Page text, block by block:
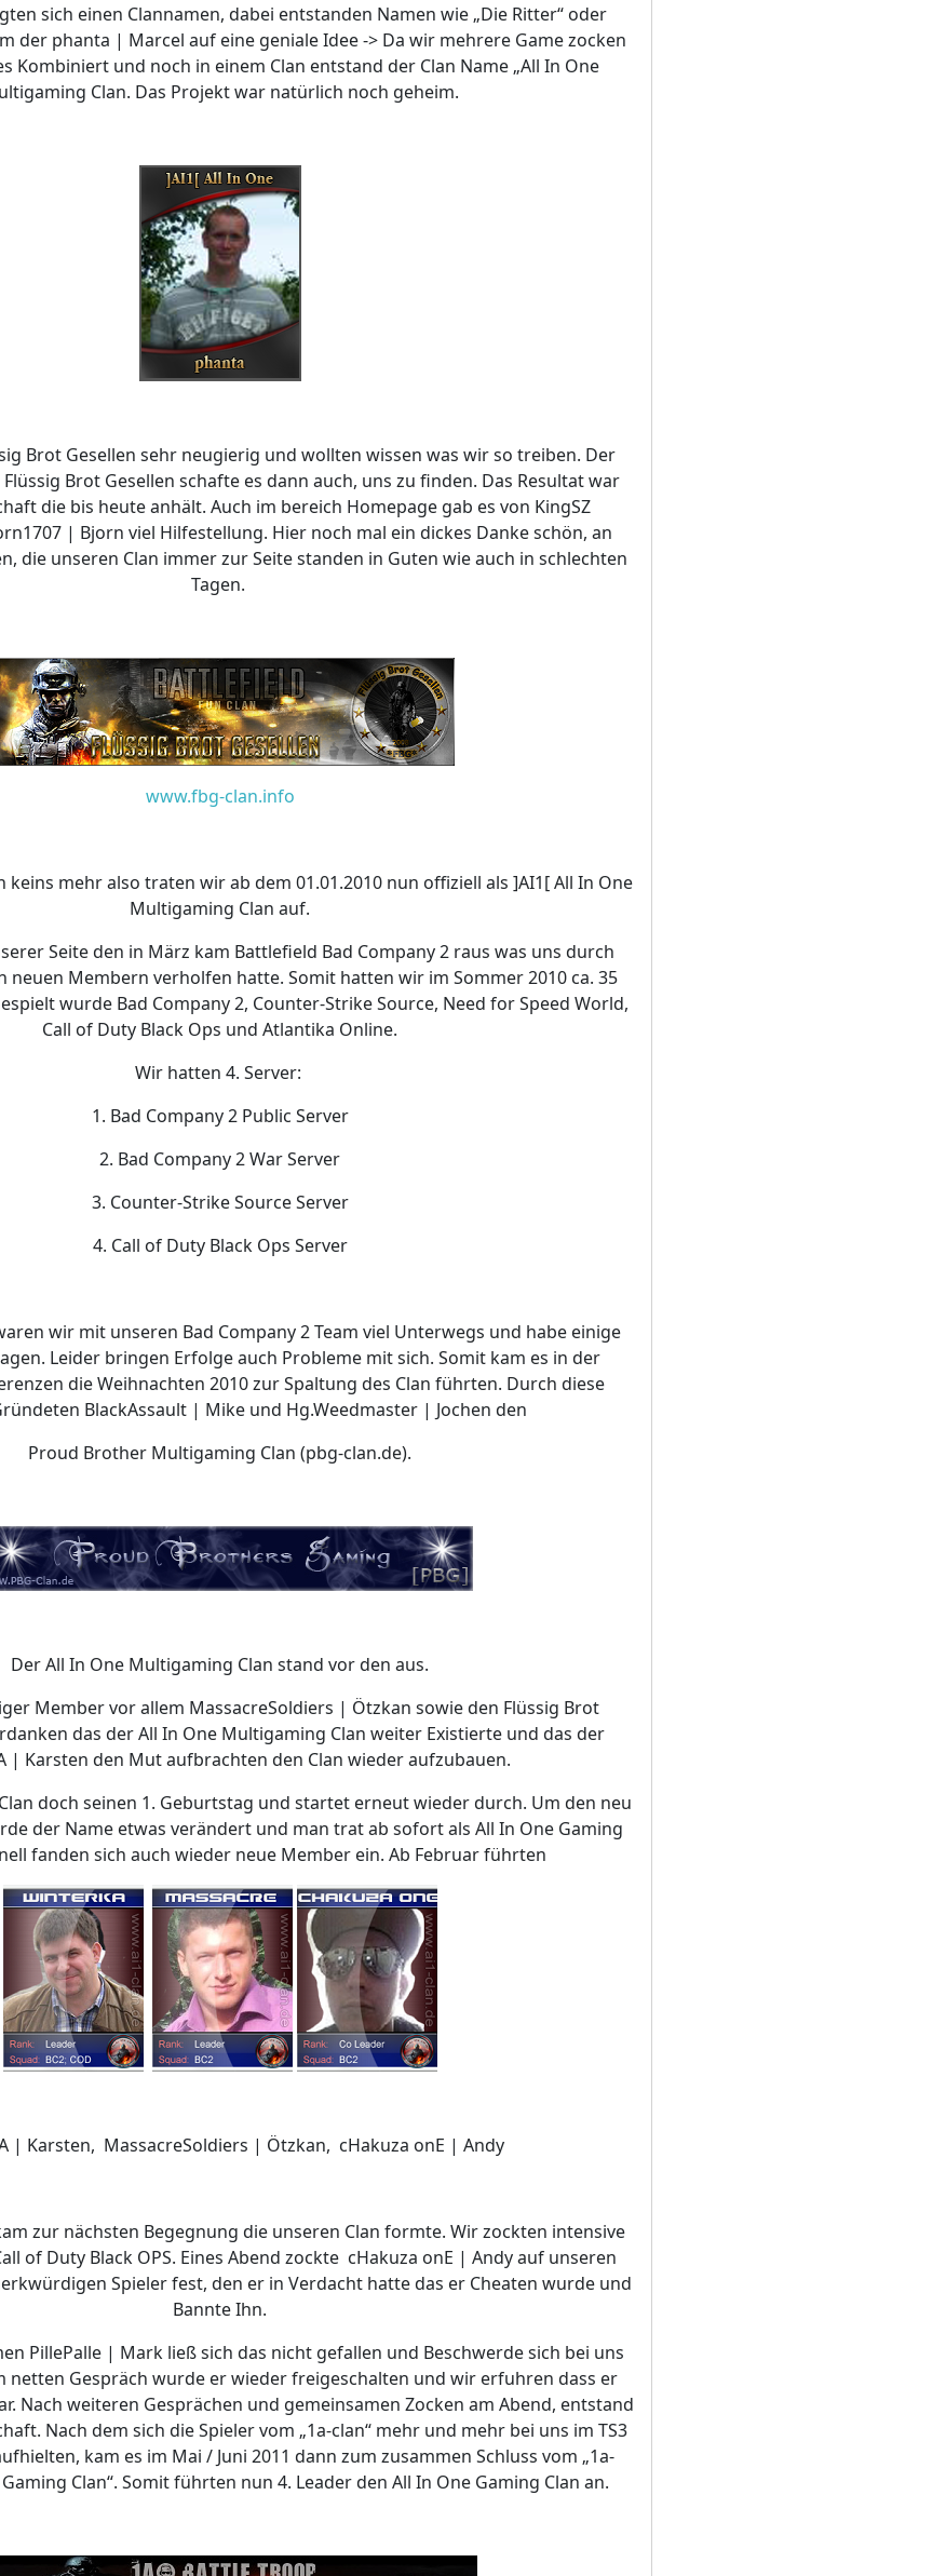
sich einen Clannamen, dabei entstanden Namen wie „Die Ritter“ oder
der phanta | Marcel auf eine geniale Idee -> Da wir mehrere Game zocken
Kombiniert und noch in einem Clan entstand der Clan Name „All In One
Clan. Das Projekt war natürlich noch geheim.
Brot Gesellen sehr neugierig und wollten wissen was wir so treiben. Der
Brot Gesellen schafte es dann auch, uns zu finden. Das Resultat war
die bis heute anhält. Auch im bereich Homepage gab es von KingSZ
| Bjorn viel Hilfestellung. Hier noch mal ein dickes Danke schön, an
die unseren Clan immer zur Seite standen in Guten wie auch in schlechten
Tagen.
www.fbg-clan.info
keins mehr also traten wir ab dem 01.01.2010 nun offiziell als ]AI1[ All In One
Multigaming Clan auf.
Seite den in März kam Battlefield Bad Company 2 raus was uns durch
neuen Membern verholfen hatte. Somit hatten wir im Sommer 2010 ca. 35
wurde Bad Company 2, Counter-Strike Source, Need for Speed World,
Call of Duty Black Ops und Atlantika Online.
Wir hatten 4. Server:
1. Bad Company 2 Public Server
2. Bad Company 2 War Server
3. Counter-Strike Source Server
4. Call of Duty Black Ops Server
wir mit unseren Bad Company 2 Team viel Unterwegs und habe einige
Leider bringen Erfolge auch Probleme mit sich. Somit kam es in der
die Weihnachten 2010 zur Spaltung des Clan führten. Durch diese
BlackAssault | Mike und Hg.Weedmaster | Jochen den
Proud Brother Multigaming Clan (pbg-clan.de).
Der All In One Multigaming Clan stand vor den aus.
Member vor allem MassacreSoldiers | Ötzkan sowie den Flüssig Brot
das der All In One Multigaming Clan weiter Existierte und das der
| Karsten den Mut aufbrachten den Clan wieder aufzubauen.
doch seinen 1. Geburtstag und startet erneut wieder durch. Um den neu
der Name etwas verändert und man trat ab sofort als All In One Gaming
fanden sich auch wieder neue Member ein. Ab Februar führten
| Karsten, MassacreSoldiers | Ötzkan, cHakuza onE | Andy
zur nächsten Begegnung die unseren Clan formte. Wir zockten intensive
of Duty Black OPS. Eines Abend zockte cHakuza onE | Andy auf unseren
Spieler fest, den er in Verdacht hatte das er Cheaten wurde und
Bannte Ihn.
PillePalle | Mark ließ sich das nicht gefallen und Beschwerde sich bei uns
netten Gespräch wurde er wieder freigeschalten und wir erfuhren dass er
Nach weiteren Gesprächen und gemeinsamen Zocken am Abend, entstand
Nach dem sich die Spieler vom „1a-clan“ mehr und mehr bei uns im TS3
kam es im Mai / Juni 2011 dann zum zusammen Schluss vom „1a-
Clan“. Somit führten nun 4. Leader den All In One Gaming Clan an.